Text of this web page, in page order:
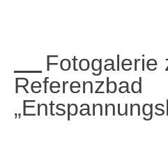
Fotogalerie
Referenzbad